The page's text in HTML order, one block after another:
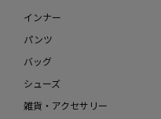
インナー
パンツ
バッグ
シューズ
雑貨・アクセサリー